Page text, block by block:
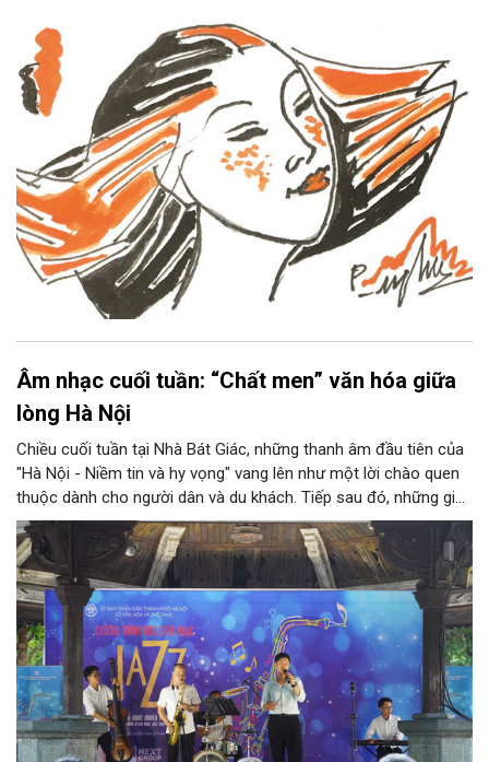
Âm nhạc cuối tuần: “Chất men” văn hóa giữa
lòng Hà Nội
Chiều cuối tuần tại Nhà Bát Giác, những thanh âm đầu tiên của
"Hà Nội - Niềm tin và hy vọng" vang lên như một lời chào quen
thuộc dành cho người dân và du khách. Tiếp sau đó, những giai
điệu jazz kinh điển của thế giới lần lượt cất lên qua phần biểu
diễn của NSƯT Quyền Văn Minh và các nghệ sĩ Bình Minh Jazz
Club, mở ra một không gian âm nhạc giàu cảm xúc ngay giữa
trung tâm Thủ đô.